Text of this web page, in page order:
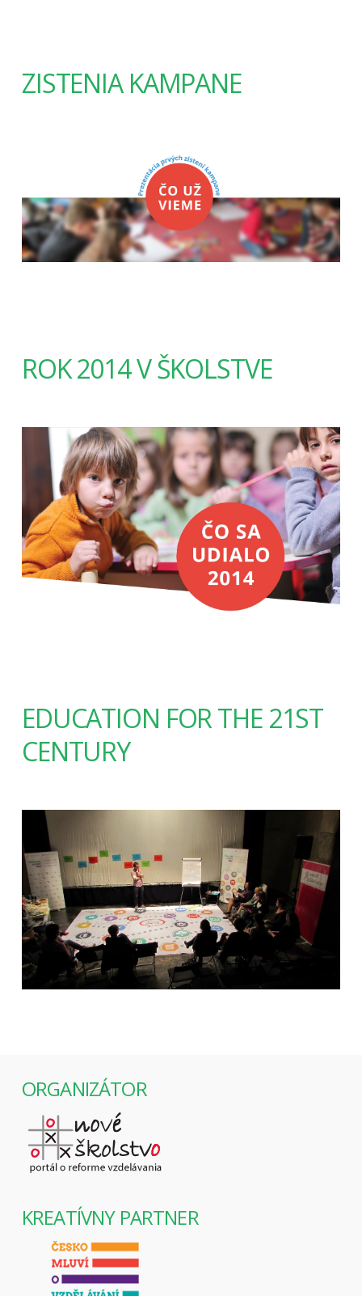
ZISTENIA KAMPANE
ROK 2014 V ŠKOLSTVE
EDUCATION FOR THE 21ST
CENTURY
ORGANIZÁTOR
KREATÍVNY PARTNER